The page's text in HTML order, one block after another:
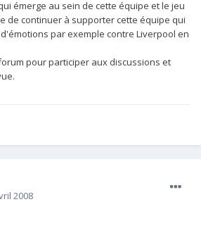
émerge au sein de cette équipe et le jeu
de continuer à supporter cette équipe qui
par exemple contre Liverpool en
pour participer aux discussions et
2008